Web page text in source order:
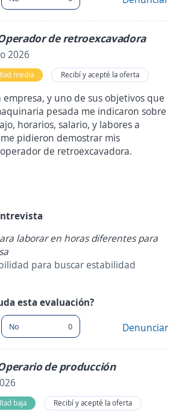
de retroexcavadora
2026
media Recibí y acepté la oferta
y uno de sus objetivos que
pesada me indicaron sobre
horarios, salario, y labores a
pidieron demostrar mis
de retroexcavadora.
laborar en horas diferentes para
para buscar estabilidad
esta evaluación?
No 0 Denunciar
de producción
baja Recibí y acepté la oferta